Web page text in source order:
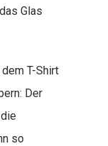
Glas
T-Shirt
Der
so